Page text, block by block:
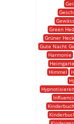
Green
Grüner
Gute Nacht
Harmonie
Himmel
Kinderbuch